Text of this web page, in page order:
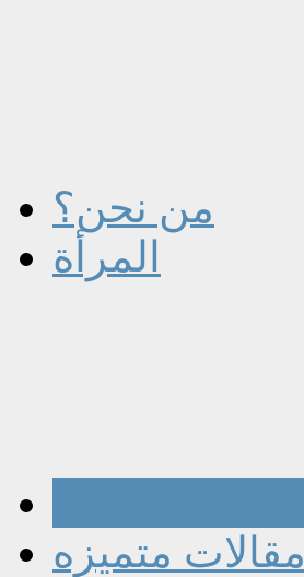
من نحن؟
المرأة
مقالات متميزه